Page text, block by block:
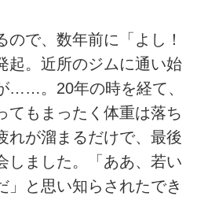
ので、数年前に「よし！
起。近所のジムに通い始
……。20年の時を経て、
てもまったく体重は落ち
れが溜まるだけで、最後
しました。「ああ、若い
」と思い知らされたでき